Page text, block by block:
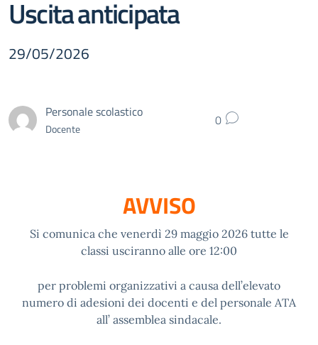
Uscita anticipata
29/05/2026
Personale scolastico
Docente 0
AVVISO
Si comunica che venerdì 29 maggio 2026 tutte le
classi usciranno alle ore 12:00
per problemi organizzativi a causa dell’elevato
numero di adesioni dei docenti e del personale ATA
all’ assemblea sindacale.